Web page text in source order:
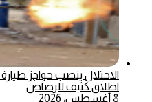
الاحتلال ينصب حواجز
اطلاق كثيف للرصاص
8 أغسطس، 2026